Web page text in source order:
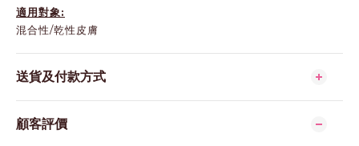
適用對象:
混合性/乾性皮膚
送貨及付款方式
顧客評價